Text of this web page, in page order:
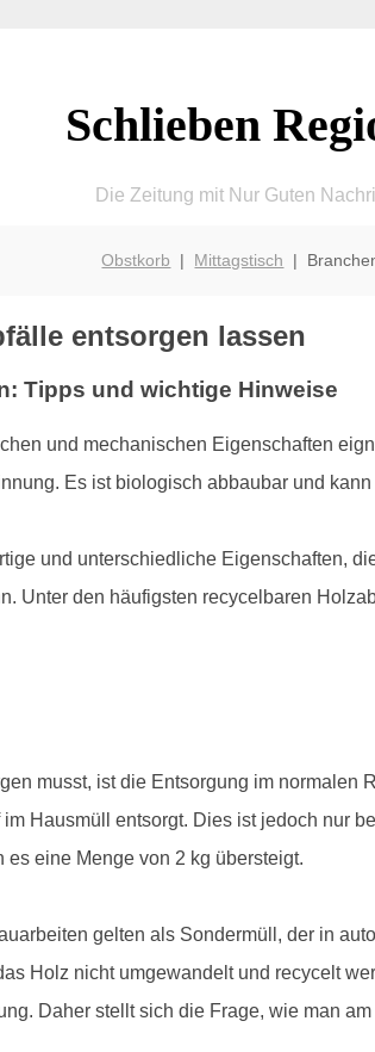
Schlieben
Die Zeitung mit Nur Guten
Obstkorb | Mittagstisch |
entsorgen lassen
Tipps und wichtige Hinweise
und mechanischen Eigenschaften
Es ist biologisch abbaubar und
und unterschiedliche Eigenschaften,
Unter den häufigsten recycelbaren
musst, ist die Entsorgung im normalen
Hausmüll entsorgt. Dies ist jedoch nur
eine Menge von 2 kg übersteigt.
gelten als Sondermüll, der in
Holz nicht umgewandelt und recycelt
Daher stellt sich die Frage, wie man